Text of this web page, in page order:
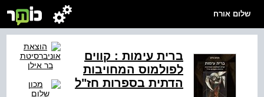
שלום אורח
ברית עימות : קווים
לפולמוס המחויבות
הדתית בספרות חז"ל